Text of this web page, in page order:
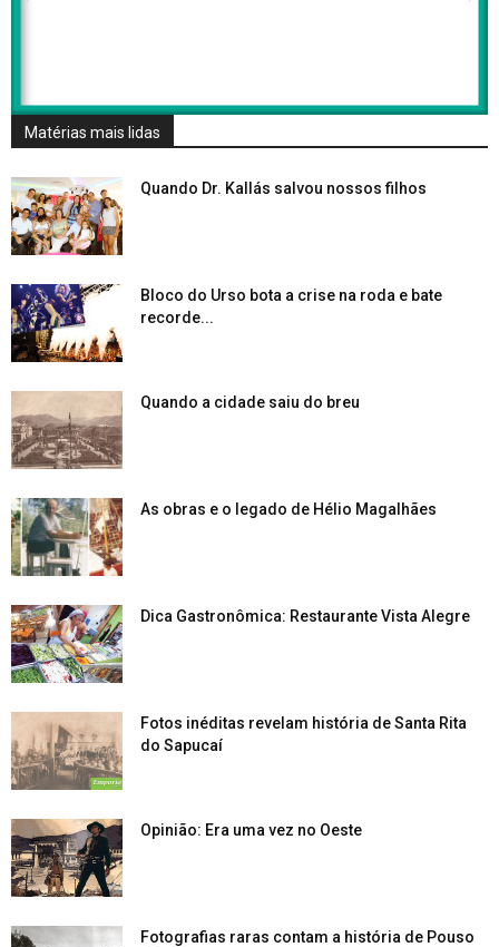
Matérias mais lidas
Quando Dr. Kallás salvou nossos filhos
Bloco do Urso bota a crise na roda e bate
recorde...
Quando a cidade saiu do breu
As obras e o legado de Hélio Magalhães
Dica Gastronômica: Restaurante Vista Alegre
Fotos inéditas revelam história de Santa Rita
do Sapucaí
Opinião: Era uma vez no Oeste
Fotografias raras contam a história de Pouso